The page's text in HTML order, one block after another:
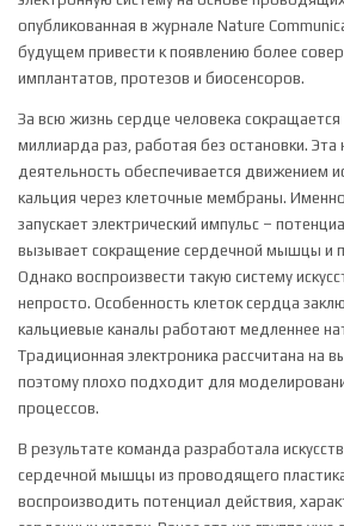
опубликованная в журнале Nature
будущем привести к появлению более
имплантатов, протезов и биосенсоров.
За всю жизнь сердце человека
миллиарда раз, работая без остановки. Эта
деятельность обеспечивается движением
кальция через клеточные мембраны.
запускает электрический импульс –
вызывает сокращение сердечной мышцы и
Однако воспроизвести такую систему
непросто. Особенность клеток сердца
кальциевые каналы работают медленнее
Традиционная электроника рассчитана на
поэтому плохо подходит для
процессов.
В результате команда разработала
сердечной мышцы из проводящего
воспроизводить потенциал действия,